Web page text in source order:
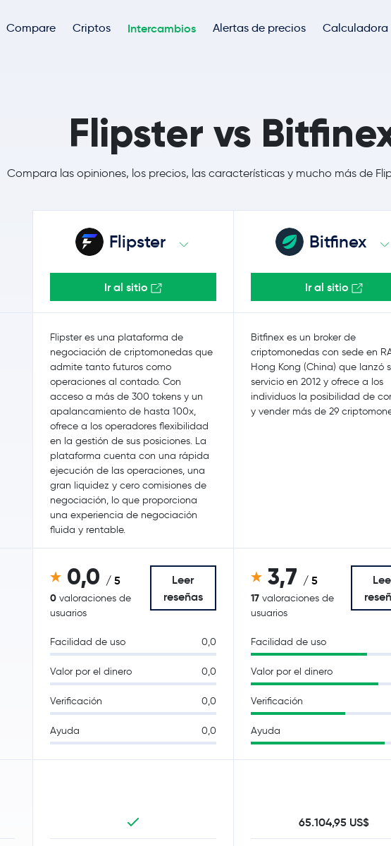
Compare Criptos Intercambios Alertas de precios Calculadora
Flipster vs
Compara las opiniones, los precios, las características y mucho más de
Flipster
Ir al sitio
Flipster es una plataforma de
negociación de criptomonedas que
admite tanto futuros como
operaciones al contado. Con
acceso a más de 300 tokens y un
apalancamiento de hasta 100x,
ofrece a los operadores flexibilidad
en la gestión de sus posiciones. La
plataforma cuenta con una rápida
ejecución de las operaciones, una
gran liquidez y cero comisiones de
negociación, lo que proporciona
una experiencia de negociación
fluida y rentable.
0,0 / 5
0 valoraciones de
usuarios
Leer
reseñas
Facilidad de uso 0,0
Valor por el dinero 0,0
Verificación 0,0
Ayuda 0,0
Bitfinex
Ir al sitio
Bitfinex es un broker de
criptomonedas con sede en
Hong Kong (China) que lanzó
servicio en 2012 y ofrece a los
individuos la posibilidad de
y vender más de 29
3,7 / 5
17 valoraciones de
usuarios
Facilidad de uso
Valor por el dinero
Verificación
Ayuda
65.104,95 US$